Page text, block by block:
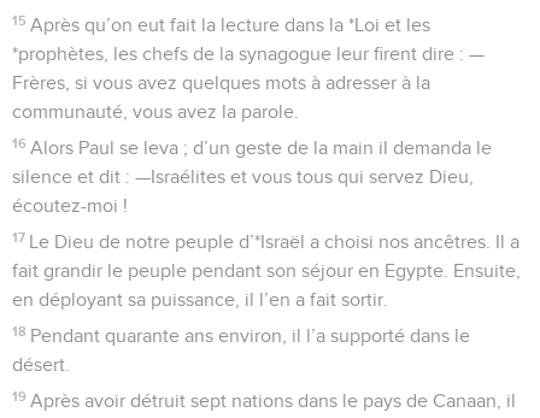
15 Après qu’on eut fait la lecture dans la *Loi et les
*prophètes, les chefs de la synagogue leur firent dire : —
Frères, si vous avez quelques mots à adresser à la
communauté, vous avez la parole.
16 Alors Paul se leva ; d’un geste de la main il demanda le
silence et dit : —Israélites et vous tous qui servez Dieu,
écoutez-moi !
17 Le Dieu de notre peuple d’*Israël a choisi nos ancêtres. Il a
fait grandir le peuple pendant son séjour en Egypte. Ensuite,
en déployant sa puissance, il l’en a fait sortir.
18 Pendant quarante ans environ, il l’a supporté dans le
désert.
19 Après avoir détruit sept nations dans le pays de Canaan, il